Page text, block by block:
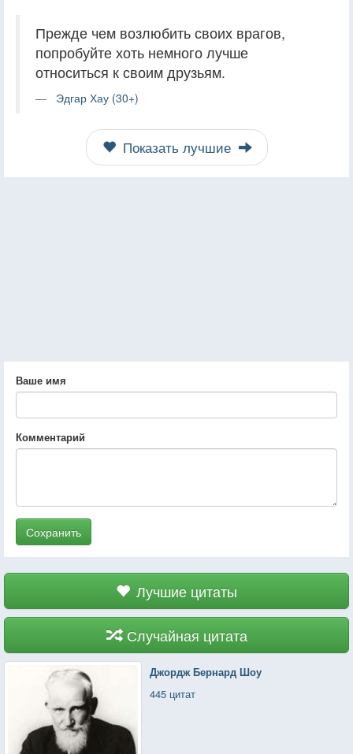
Прежде чем возлюбить своих врагов,
попробуйте хоть немного лучше
относиться к своим друзьям.
Эдгар Хау (30+)
Показать лучшие
Ваше имя
Комментарий
Сохранить
Лучшие цитаты
Случайная цитата
Джордж Бернард Шоу
445 цитат